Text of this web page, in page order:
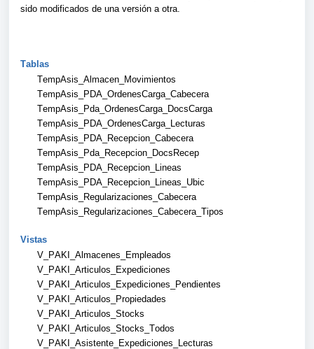
sido modificados de una versión a otra.
Tablas
TempAsis_Almacen_Movimientos
TempAsis_PDA_OrdenesCarga_Cabecera
TempAsis_Pda_OrdenesCarga_DocsCarga
TempAsis_PDA_OrdenesCarga_Lecturas
TempAsis_PDA_Recepcion_Cabecera
TempAsis_Pda_Recepcion_DocsRecep
TempAsis_PDA_Recepcion_Lineas
TempAsis_PDA_Recepcion_Lineas_Ubic
TempAsis_Regularizaciones_Cabecera
TempAsis_Regularizaciones_Cabecera_Tipos
Vistas
V_PAKI_Almacenes_Empleados
V_PAKI_Articulos_Expediciones
V_PAKI_Articulos_Expediciones_Pendientes
V_PAKI_Articulos_Propiedades
V_PAKI_Articulos_Stocks
V_PAKI_Articulos_Stocks_Todos
V_PAKI_Asistente_Expediciones_Lecturas